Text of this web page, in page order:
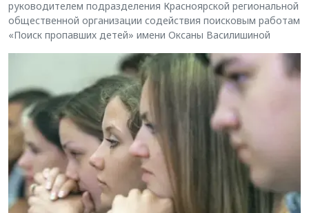
руководителем подразделения Красноярской региональной
общественной организации содействия поисковым работам
«Поиск пропавших детей» имени Оксаны Василишиной